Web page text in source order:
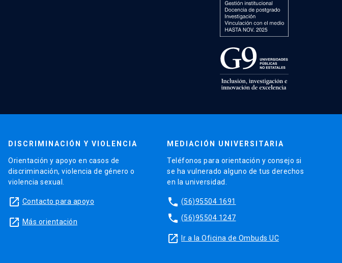
DISCRIMINACIÓN Y VIOLENCIA
Orientación y apoyo en casos de
discriminación, violencia de género o
violencia sexual.
launch Contacto para apoyo
launch Más orientación
MEDIACIÓN UNIVERSITARIA
Teléfonos para orientación y consejo si
se ha vulnerado alguno de tus derechos
en la universidad.
phone (56)95504 1691
phone (56)95504 1247
launch Ir a la Oficina de Ombuds UC